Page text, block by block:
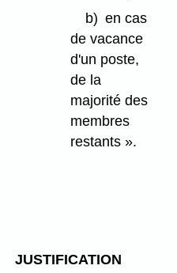
b) en cas
de vacance
d'un poste,
de la
majorité des
membres
restants ».
JUSTIFICATION